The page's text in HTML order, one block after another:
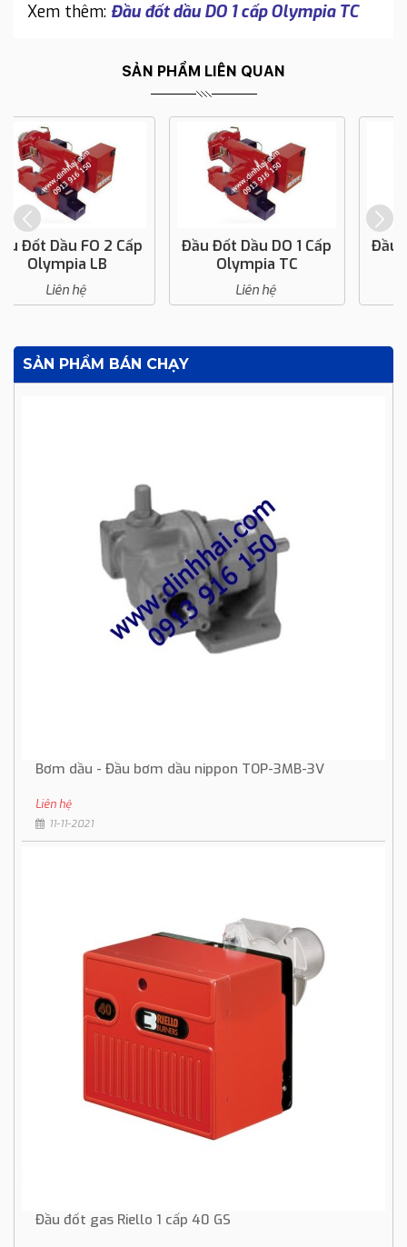
Xem thêm: Đầu đốt dầu DO 1 cấp Olympia TC
SẢN PHẨM LIÊN QUAN
Đầu Đốt Dầu DO 1 Cấp
Olympia TC
Đầu Đốt Dầu DO 1 Cấp
Olympia LT
SẢN PHẨM BÁN CHẠY
Bơm dầu - Đầu bơm dầu nippon TOP-3MB-3V
Liên hệ
11-11-2021
Đầu đốt gas Riello 1 cấp 40 GS